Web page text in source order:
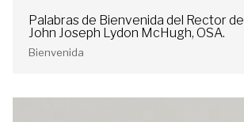
Palabras de Bienvenida del Rector de
John Joseph Lydon McHugh, OSA.
Bienvenida